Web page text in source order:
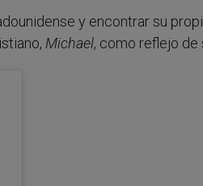
y encontrar su
Michael, como reflejo de